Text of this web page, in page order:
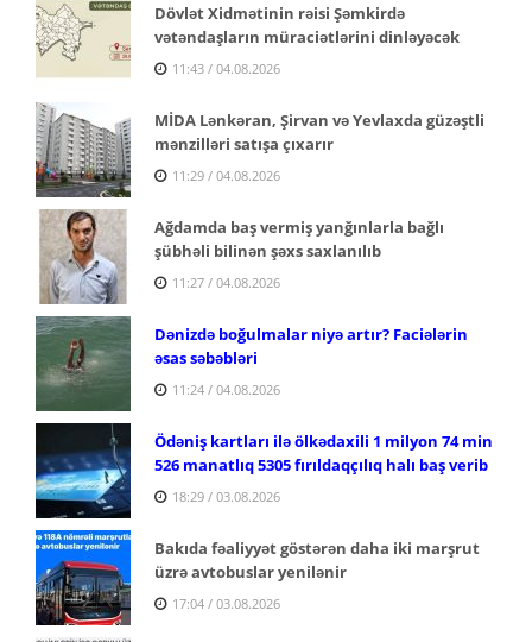
Dövlət Xidmətinin rəisi Şəmkirdə
vətəndaşların müraciətlərini dinləyəcək
11:43 / 04.08.2026
MİDA Lənkəran, Şirvan və Yevlaxda güzəştli
mənzilləri satışa çıxarır
11:29 / 04.08.2026
Ağdamda baş vermiş yanğınlarla bağlı
şübhəli bilinən şəxs saxlanılıb
11:27 / 04.08.2026
Dənizdə boğulmalar niyə artır? Faciələrin
əsas səbəbləri
11:24 / 04.08.2026
Ödəniş kartları ilə ölkədaxili 1 milyon 74 min
526 manatlıq 5305 fırıldaqçılıq halı baş verib
18:29 / 03.08.2026
Bakıda fəaliyyət göstərən daha iki marşrut
üzrə avtobuslar yenilənir
17:04 / 03.08.2026